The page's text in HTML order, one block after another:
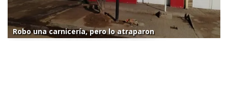
Robo una carnicería, pero lo atraparon